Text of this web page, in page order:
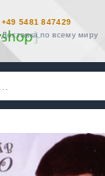
+49 5481 847429
Доставка по всему миру